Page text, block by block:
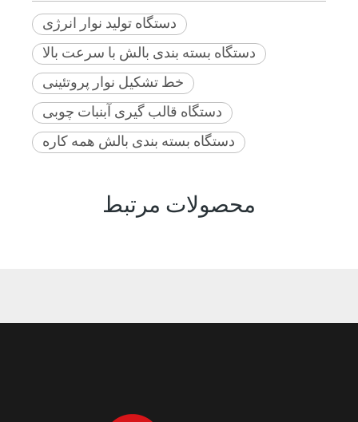
دستگاه تولید نوار انرژی
دستگاه بسته بندی بالش با سرعت بالا
خط تشکیل نوار پروتئینی
دستگاه قالب گیری آبنبات چوبی
دستگاه بسته بندی بالش همه کاره
محصولات مرتبط